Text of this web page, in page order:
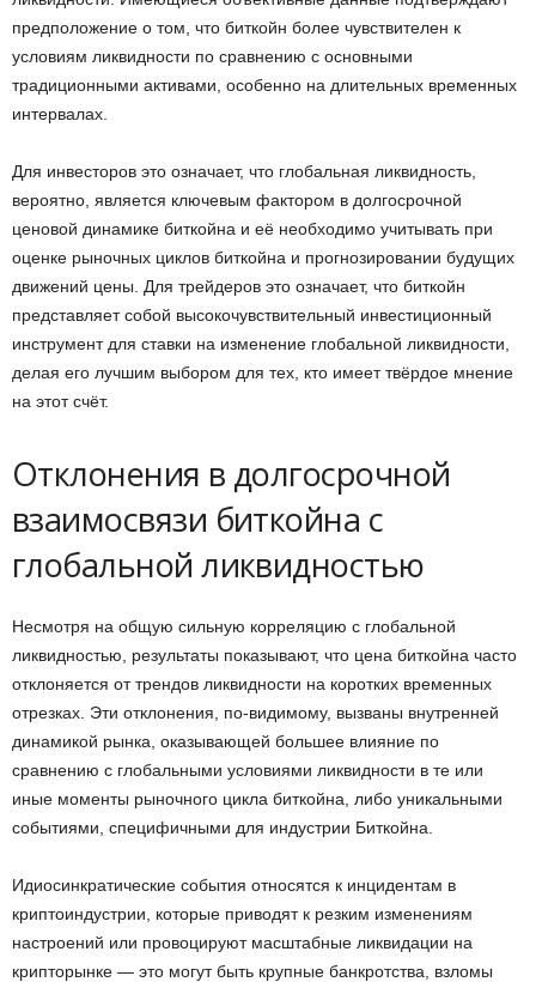
предположение о том, что биткойн более чувствителен к
условиям ликвидности по сравнению с основными
традиционными активами, особенно на длительных временных
интервалах.
Для инвесторов это означает, что глобальная ликвидность,
вероятно, является ключевым фактором в долгосрочной
ценовой динамике биткойна и её необходимо учитывать при
оценке рыночных циклов биткойна и прогнозировании будущих
движений цены. Для трейдеров это означает, что биткойн
представляет собой высокочувствительный инвестиционный
инструмент для ставки на изменение глобальной ликвидности,
делая его лучшим выбором для тех, кто имеет твёрдое мнение
на этот счёт.
Отклонения в долгосрочной
взаимосвязи биткойна с
глобальной ликвидностью
Несмотря на общую сильную корреляцию с глобальной
ликвидностью, результаты показывают, что цена биткойна часто
отклоняется от трендов ликвидности на коротких временных
отрезках. Эти отклонения, по-видимому, вызваны внутренней
динамикой рынка, оказывающей большее влияние по
сравнению с глобальными условиями ликвидности в те или
иные моменты рыночного цикла биткойна, либо уникальными
событиями, специфичными для индустрии Биткойна.
Идиосинкратические события относятся к инцидентам в
криптоиндустрии, которые приводят к резким изменениям
настроений или провоцируют масштабные ликвидации на
крипторынке — это могут быть крупные банкротства, взломы